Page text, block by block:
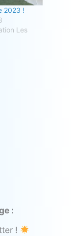
2023 !
Les
:
!